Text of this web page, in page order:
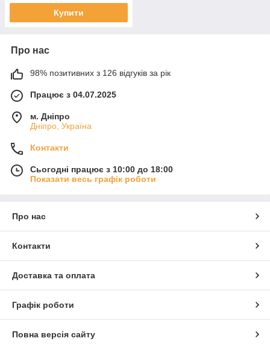
Купити
Про нас
98% позитивних з 126 відгуків за рік
Працює з 04.07.2025
м. Дніпро
Дніпро, Україна
Контакти
Сьогодні працює з 10:00 до 18:00
Показати весь графік роботи
Про нас
Контакти
Доставка та оплата
Графік роботи
Повна версія сайту